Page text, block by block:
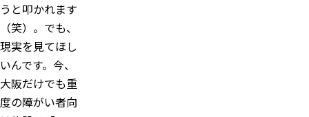
うと叩かれます
（笑）。でも、
現実を見てほし
いんです。今、
大阪だけでも重
度の障がい者向